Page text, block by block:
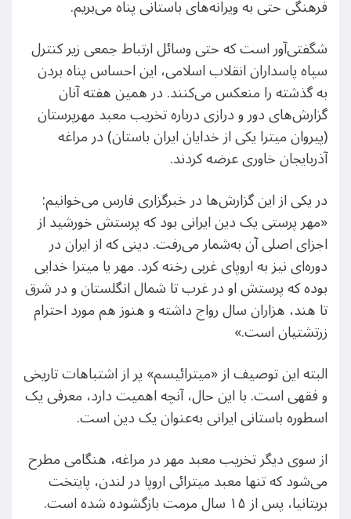
فرهنگی حتی به ویرانه‌های باستانی پناه می‌بریم.
شگفتی‌آور است که حتی وسائل ارتباط جمعی زیر کنترل
سپاه پاسداران انقلاب اسلامی، این احساس پناه بردن
به گذشته را منعکس می‌کنند. در همین هفته آنان
گزارش‌های دور و درازی درباره تخریب معبد مهرپرستان
(پیروان میترا یکی از خدایان ایران باستان) در مراغه
آذربایجان خاوری عرضه کردند.
در یکی از این گزارش‌ها در خبرگزاری فارس می‌خوانیم:
«مهر پرستی یک دین ایرانی بود که پرستش خورشید از
اجزای اصلی آن به‌شمار می‌رفت. دینی که از ایران در
دوره‌ای نیز به اروپای غربی رخنه کرد. مهر یا میترا خدایی
بوده که پرستش او در غرب تا شمال انگلستان و در شرق
تا هند، هزاران سال رواج داشته و هنوز هم مورد احترام
زرتشتیان است.»
البته این توصیف از «میترائیسم» پر از اشتباهات تاریخی
و فقهی است. با این حال، آنچه اهمیت دارد، معرفی یک
اسطوره باستانی ایرانی به‌عنوان یک دین است.
از سوی دیگر تخریب معبد مهر در مراغه، هنگامی مطرح
می‌شود که تنها معبد میترائی اروپا در لندن، ‌پایتخت
بریتانیا،‌ پس از ۱۵ سال مرمت بازگشوده شده است.